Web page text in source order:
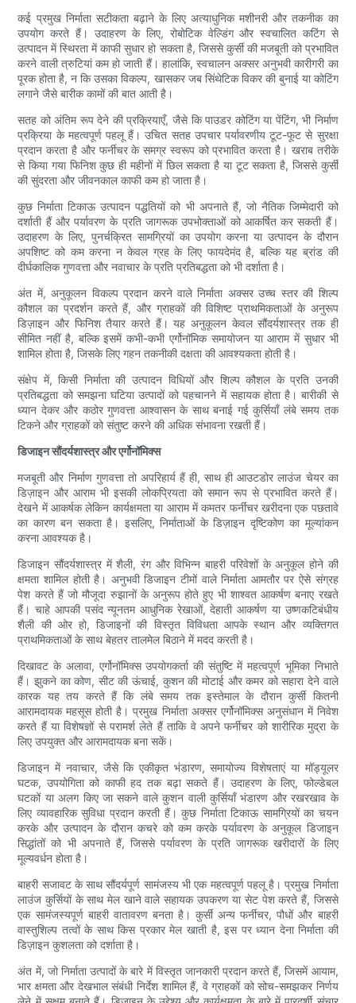
कई प्रमुख निर्माता सटीकता बढ़ाने के लिए अत्याधुनिक मशीनरी और तकनीक का
उपयोग करते हैं। उदाहरण के लिए, रोबोटिक वेल्डिंग और स्वचालित कटिंग से
उत्पादन में स्थिरता में काफी सुधार हो सकता है, जिससे कुर्सी की मजबूती को प्रभावित
करने वाली त्रुटियां कम हो जाती हैं। हालांकि, स्वचालन अक्सर अनुभवी कारीगरी का
पूरक होता है, न कि उसका विकल्प, खासकर जब सिंथेटिक विकर की बुनाई या कोटिंग
लगाने जैसे बारीक कामों की बात आती है।
सतह को अंतिम रूप देने की प्रक्रियाएँ, जैसे कि पाउडर कोटिंग या पेंटिंग, भी निर्माण
प्रक्रिया के महत्वपूर्ण पहलू हैं। उचित सतह उपचार पर्यावरणीय टूट-फूट से सुरक्षा
प्रदान करता है और फर्नीचर के समग्र स्वरूप को प्रभावित करता है। खराब तरीके
से किया गया फिनिश कुछ ही महीनों में छिल सकता है या टूट सकता है, जिससे कुर्सी
की सुंदरता और जीवनकाल काफी कम हो जाता है।
कुछ निर्माता टिकाऊ उत्पादन पद्धतियों को भी अपनाते हैं, जो नैतिक जिम्मेदारी को
दर्शाती हैं और पर्यावरण के प्रति जागरूक उपभोक्ताओं को आकर्षित कर सकती हैं।
उदाहरण के लिए, पुनर्चक्रित सामग्रियों का उपयोग करना या उत्पादन के दौरान
अपशिष्ट को कम करना न केवल ग्रह के लिए फायदेमंद है, बल्कि यह ब्रांड की
दीर्घकालिक गुणवत्ता और नवाचार के प्रति प्रतिबद्धता को भी दर्शाता है।
अंत में, अनुकूलन विकल्प प्रदान करने वाले निर्माता अक्सर उच्च स्तर की शिल्प
कौशल का प्रदर्शन करते हैं, और ग्राहकों की विशिष्ट प्राथमिकताओं के अनुरूप
डिज़ाइन और फिनिश तैयार करते हैं। यह अनुकूलन केवल सौंदर्यशास्त्र तक ही
सीमित नहीं है, बल्कि इसमें कभी-कभी एर्गोनॉमिक समायोजन या आराम में सुधार भी
शामिल होता है, जिसके लिए गहन तकनीकी दक्षता की आवश्यकता होती है।
संक्षेप में, किसी निर्माता की उत्पादन विधियों और शिल्प कौशल के प्रति उनकी
प्रतिबद्धता को समझना घटिया उत्पादों को पहचानने में सहायक होता है। बारीकी से
ध्यान देकर और कठोर गुणवत्ता आश्वासन के साथ बनाई गई कुर्सियाँ लंबे समय तक
टिकने और ग्राहकों को संतुष्ट करने की अधिक संभावना रखती हैं।
डिजाइन सौंदर्यशास्त्र और एर्गोनॉमिक्स
मजबूती और निर्माण गुणवत्ता तो अपरिहार्य हैं ही, साथ ही आउटडोर लाउंज चेयर का
डिज़ाइन और आराम भी इसकी लोकप्रियता को समान रूप से प्रभावित करते हैं।
देखने में आकर्षक लेकिन कार्यक्षमता या आराम में कमतर फर्नीचर खरीदना एक पछतावे
का कारण बन सकता है। इसलिए, निर्माताओं के डिज़ाइन दृष्टिकोण का मूल्यांकन
करना आवश्यक है।
डिजाइन सौंदर्यशास्त्र में शैली, रंग और विभिन्न बाहरी परिवेशों के अनुकूल होने की
क्षमता शामिल होती है। अनुभवी डिजाइन टीमों वाले निर्माता आमतौर पर ऐसे संग्रह
पेश करते हैं जो मौजूदा रुझानों के अनुरूप होते हुए भी शाश्वत आकर्षण बनाए रखते
हैं। चाहे आपकी पसंद न्यूनतम आधुनिक रेखाओं, देहाती आकर्षण या उष्णकटिबंधीय
शैली की ओर हो, डिजाइनों की विस्तृत विविधता आपके स्थान और व्यक्तिगत
प्राथमिकताओं के साथ बेहतर तालमेल बिठाने में मदद करती है।
दिखावट के अलावा, एर्गोनॉमिक्स उपयोगकर्ता की संतुष्टि में महत्वपूर्ण भूमिका निभाते
हैं। झुकने का कोण, सीट की ऊंचाई, कुशन की मोटाई और कमर को सहारा देने वाले
कारक यह तय करते हैं कि लंबे समय तक इस्तेमाल के दौरान कुर्सी कितनी
आरामदायक महसूस होती है। प्रमुख निर्माता अक्सर एर्गोनॉमिक्स अनुसंधान में निवेश
करते हैं या विशेषज्ञों से परामर्श लेते हैं ताकि वे अपने फर्नीचर को शारीरिक मुद्रा के
लिए उपयुक्त और आरामदायक बना सकें।
डिजाइन में नवाचार, जैसे कि एकीकृत भंडारण, समायोज्य विशेषताएं या मॉड्यूलर
घटक, उपयोगिता को काफी हद तक बढ़ा सकते हैं। उदाहरण के लिए, फोल्डेबल
घटकों या अलग किए जा सकने वाले कुशन वाली कुर्सियाँ भंडारण और रखरखाव के
लिए व्यावहारिक सुविधा प्रदान करती हैं। कुछ निर्माता टिकाऊ सामग्रियों का चयन
करके और उत्पादन के दौरान कचरे को कम करके पर्यावरण के अनुकूल डिजाइन
सिद्धांतों को भी अपनाते हैं, जिससे पर्यावरण के प्रति जागरूक खरीदारों के लिए
मूल्यवर्धन होता है।
बाहरी सजावट के साथ सौंदर्यपूर्ण सामंजस्य भी एक महत्वपूर्ण पहलू है। प्रमुख निर्माता
लाउंज कुर्सियों के साथ मेल खाने वाले सहायक उपकरण या सेट पेश करते हैं, जिससे
एक सामंजस्यपूर्ण बाहरी वातावरण बनता है। कुर्सी अन्य फर्नीचर, पौधों और बाहरी
वास्तुशिल्प तत्वों के साथ किस प्रकार मेल खाती है, इस पर ध्यान देना निर्माता की
डिज़ाइन कुशलता को दर्शाता है।
अंत में, जो निर्माता उत्पादों के बारे में विस्तृत जानकारी प्रदान करते हैं, जिसमें आयाम,
भार क्षमता और देखभाल संबंधी निर्देश शामिल हैं, वे ग्राहकों को सोच-समझकर निर्णय